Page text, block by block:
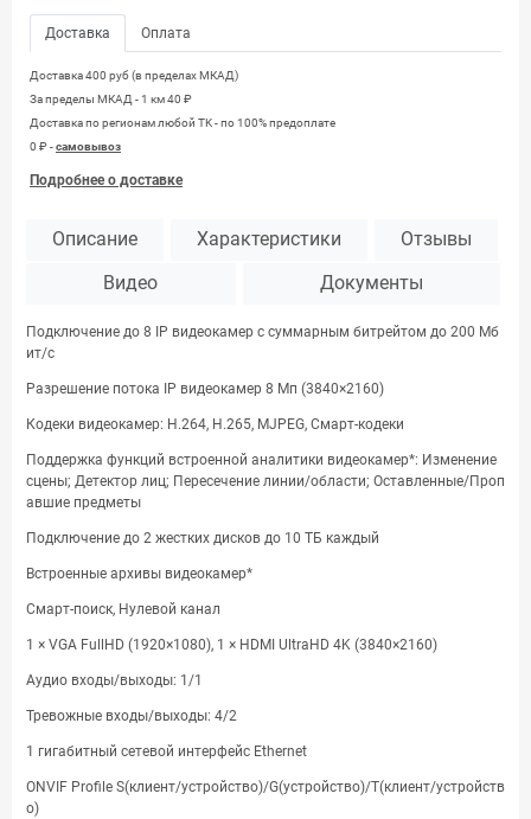
Доставка Оплата
Доставка 400 руб (в пределах МКАД)
За пределы МКАД - 1 км 40 ₽
Доставка по регионам любой TK - по 100% предоплате
0 ₽ -самовывоз
Подробнее о доставке
Описание Характеристики Отзывы
Видео Документы
Подключение до 8 IP видеокамер с суммарным битрейтом до 200 Мб
ит/с
Разрешение потока IP видеокамер 8 Мп (3840×2160)
Кодеки видеокамер: H.264, H.265, MJPEG, Смарт-кодеки
Поддержка функций встроенной аналитики видеокамер*: Изменение
сцены; Детектор лиц; Пересечение линии/области; Оставленные/Проп
авшие предметы
Подключение до 2 жестких дисков до 10 ТБ каждый
Встроенные архивы видеокамер*
Смарт-поиск, Нулевой канал
1 × VGA FullHD (1920×1080), 1 × HDMI UltraHD 4K (3840×2160)
Аудио входы/выходы: 1/1
Тревожные входы/выходы: 4/2
1 гигабитный сетевой интерфейс Ethernet
ONVIF Profile S(клиент/устройство)/G(устройство)/T(клиент/устройств
о)